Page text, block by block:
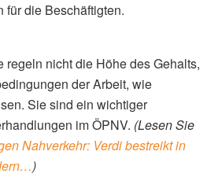
für die Beschäftigten.
regeln nicht die Höhe des Gehalts,
der Arbeit, wie
Sie sind ein wichtiger
im ÖPNV. (Lesen Sie
Nahverkehr: Verdi bestreikt in
)